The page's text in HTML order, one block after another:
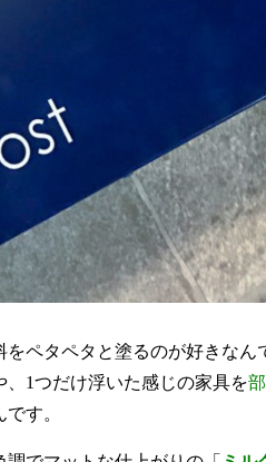
ペタペタと塗るのが好きなん
1つだけ浮いた感じの家具を
す。